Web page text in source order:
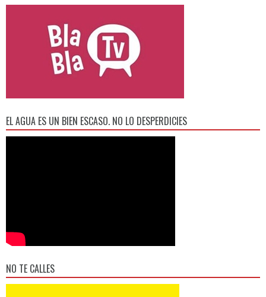
EL AGUA ES UN BIEN ESCASO. NO LO DESPERDICIES
NO TE CALLES